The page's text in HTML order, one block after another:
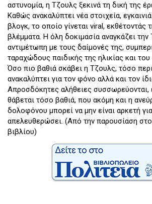
αστυνομία, η Τζουλς ξεκινά τη δική της
Καθώς ανακαλύπτει νέα στοιχεία,
βλογκ, το οποίο γίνεται viral, εκθέτοντάς
βλέμματα. Η όλη δοκιμασία αναγκάζει
αντιμέτωπη με τους δαίμονές της,
ταραχώδους παιδικής της ηλικίας και
Όσο πιο βαθιά σκάβει η Τζουλς, τόσο
ανακαλύπτει για τον φόνο αλλά και τον
Απροσδόκητες αλήθειες συσσωρεύονται,
θάβεται τόσο βαθιά, που ακόμη και η
δολοφόνου μπορεί να μην είναι αρκετή
απελευθερώσει. (Από την παρουσίαση
βιβλίου)